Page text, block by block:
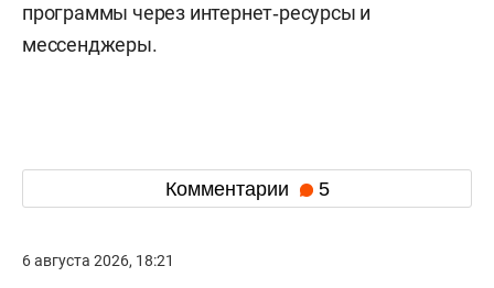
программы через интернет‑ресурсы и
мессенджеры.
Комментарии 5
6 августа 2026, 18:21